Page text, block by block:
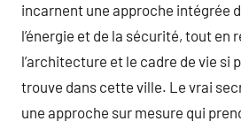
incarnent une approche intégrée
l’énergie et de la sécurité, tout en
l’architecture et le cadre de vie si
trouve dans cette ville. Le vrai
une approche sur mesure qui